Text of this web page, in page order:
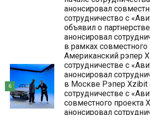
анонсировал
сотрудничество с
объявил о
анонсировал
в рамках совместного
Американский рэпер
сотрудничестве с
анонсировал
в Москве Рэпер Xzibit
сотрудничестве с
совместного проекта
анонсировал
6